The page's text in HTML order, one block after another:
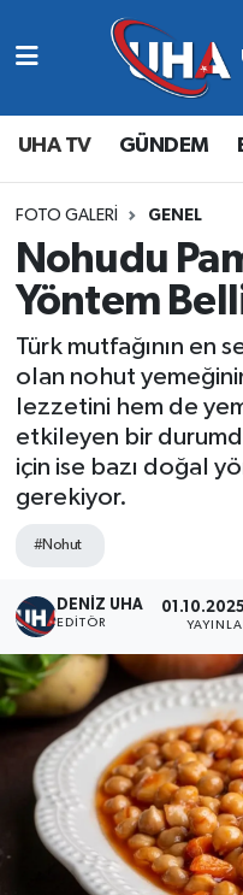
UHA TV GÜNDEM
FOTO GALERI GENEL
Nohudu
Yöntem
Türk mutfağının en
olan nohut
lezzetini hem de
etkileyen bir
için ise bazı doğal
gerekiyor.
#Nohut
DENİZ UHA
EDITÖR
Abone Ol
Gündem
Ekonomi
Magazin
Siyaset
Spor
Yaşam
Nöbetçi Eczaneler
Hava Durumu
Namaz Vakitleri
Trafik Durumu
Süper Lig Puan
Tüm Manşetler
Son Dakika